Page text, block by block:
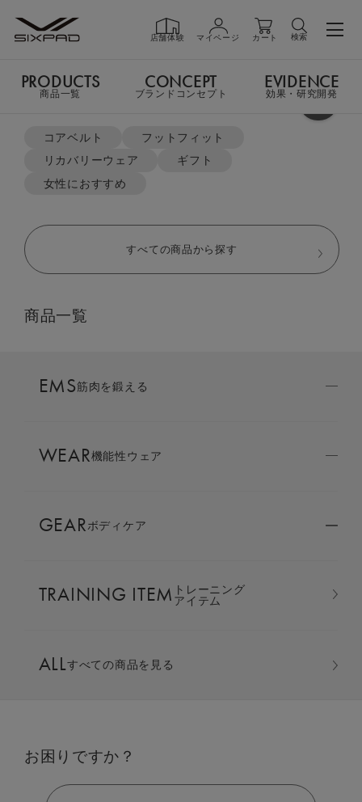
店舗体験 マイページ カート 検索
PRODUCTS商品一覧
GIFT ギフト
LIVE SHOPPING
AMBASSADOR
SIXPAD APP
COLUMN
LARGE ORDER ⼤⼝注⽂窓⼝
MULTI EMS
よく検索されているキーワード
コアベルト
フットフィット
リカバリーウェア
ギフト
女性におすすめ
すべての商品から探す
商品一覧
EMS筋肉を鍛える
WEAR機能性ウェア
GEARボディケア
TRAINING ITEM トレーニング
アイテム
ALLすべての商品を見る
お困りですか？
PRODUCTS
商品一覧
CONCEPT
ブランドコンセプト
EVIDENCE
効果・研究開発
スリープトップ（半袖）&スリープパンツ（ハーフ丈）
スリープ上下セット(半袖 ＆ ハーフ